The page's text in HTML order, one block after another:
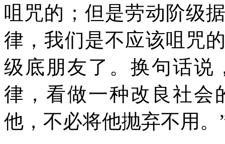
咀咒的；但是劳动阶级
律，我们是不应该咀咒
级底朋友了。换句话说
律，看做一种改良社会
他，不必将他抛弃不用。